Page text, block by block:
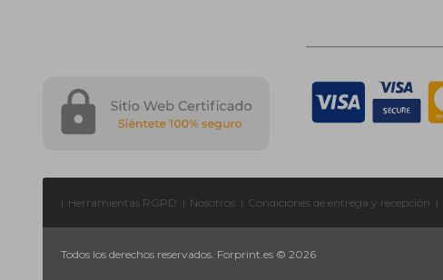
| Herramientas RGPD | Nosotros | Condiciones de entrega y recepción |
Todos los derechos reservados. Forprint.es © 2026